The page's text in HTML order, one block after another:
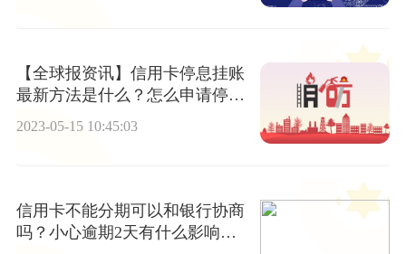
【全球报资讯】信用卡停息挂账
最新方法是什么？怎么申请停息
挂账？
2023-05-15 10:45:03
信用卡不能分期可以和银行协商
吗？小心逾期2天有什么影响